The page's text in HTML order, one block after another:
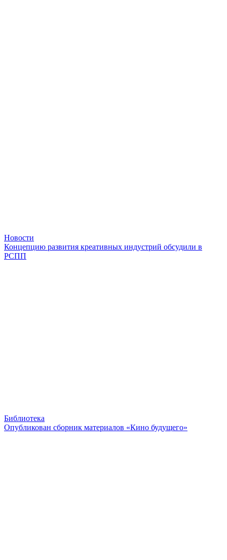
Новости
Концепцию развития креативных индустрий обсудили в
РСПП
Библиотека
Опубликован сборник материалов «Кино будущего»